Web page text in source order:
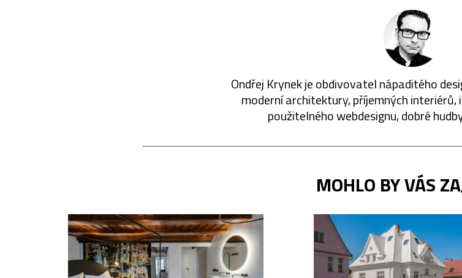
Ondřej Krynek je obdivovatel nápaditého
moderní architektury, příjemných
použitelného webdesignu, dobré
MOHLO BY VÁS